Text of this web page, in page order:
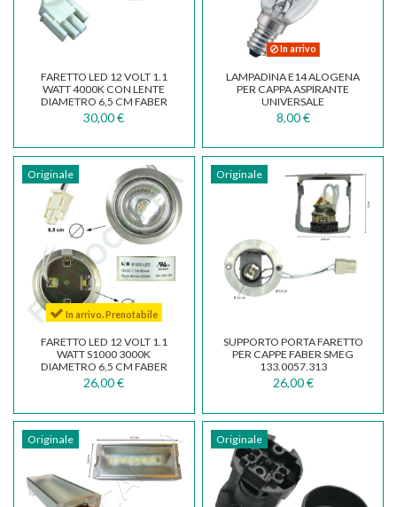
FARETTO LED 12 VOLT 1.1
WATT 4000K CON LENTE
DIAMETRO 6,5 CM FABER
SMEG 133.0456.642
30,00 €
In arrivo
LAMPADINA E14 ALOGENA
PER CAPPA ASPIRANTE
UNIVERSALE
8,00 €
Originale
In arrivo. Prenotabile
FARETTO LED 12 VOLT 1.1
WATT S1000 3000K
DIAMETRO 6,5 CM FABER
SMEG 824610884
26,00 €
Originale
SUPPORTO PORTA FARETTO
PER CAPPE FABER SMEG
133.0057.313
26,00 €
Originale Originale